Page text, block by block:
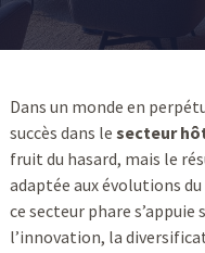
Dans un monde en
succès dans le secteur
fruit du hasard, mais le
adaptée aux évolutions
ce secteur phare
l’innovation, la